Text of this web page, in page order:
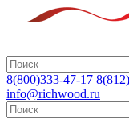
8(800)333-47-17
info@richwood.ru